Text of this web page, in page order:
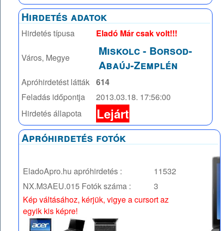
Hirdetés adatok
Hirdetés típusa Eladó Már csak volt!!!
Város, Megye Miskolc- Borsod-
Abaúj-Zemplén
Apróhirdetést látták 614
Feladás időpontja
2013.03.18. 17:56:00
Hirdetés állapota
Lejárt
Apróhirdetés fotók
EladoApro.hu apróhirdetés :
11532
NX.M3AEU.015 Fotók száma :
3
Kép váltásához, kérjük, vigye a cursort az
egyik kis képre!